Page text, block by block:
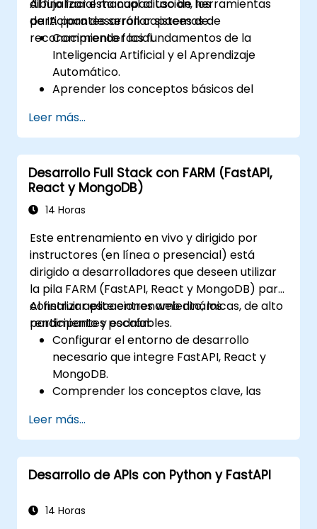
dibujo facial manual al uso de herramientas
de IA para desarrollar sistemas de
reconocimiento facial.
Al finalizar esta capacitación, los
participantes serán capaces de:
Comprender los fundamentos de la
Inteligencia Artificial y el Aprendizaje
Automático.
Aprender los conceptos básicos del
aplicación en el reconocimiento facial.
Desarrollar habilidades para utilizar
herramientas y marcos de trabajo de IA
con el fin de crear modelos de
reconocimiento facial.
Adquirir experiencia práctica en la
sistemas de reconocimiento facial.
Comprender las consideraciones éticas y
las mejores prácticas en el uso de la
tecnología de reconocimiento facial.
Leer más...
Desarrollo Full Stack con FARM (FastAPI,
React y MongoDB)
14 Horas
Este entrenamiento en vivo y dirigido por
instructores (en línea o presencial) está
dirigido a desarrolladores que deseen utilizar
la pila FARM (FastAPI, React y MongoDB) para
construir aplicaciones web dinámicas, de alto
rendimiento y escalables.
Al finalizar este entrenamiento, los
participantes podrán:
Configurar el entorno de desarrollo
necesario que integre FastAPI, React y
MongoDB.
Comprender los conceptos clave, las
FARM.
Aprender a construir APIs REST con
FastAPI.
Aprender a diseñar aplicaciones
Desarrollar, probar e implementar
Leer más...
Desarrollo de APIs con Python y FastAPI
14 Horas